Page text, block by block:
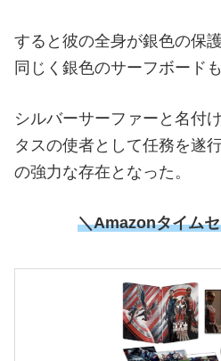
すると彼の全身が銀色の保
同じく銀色のサーフボード
シルバーサーファーと名付
タスの使者として任務を遂
の強力な存在となった。
＼Amazonタイム